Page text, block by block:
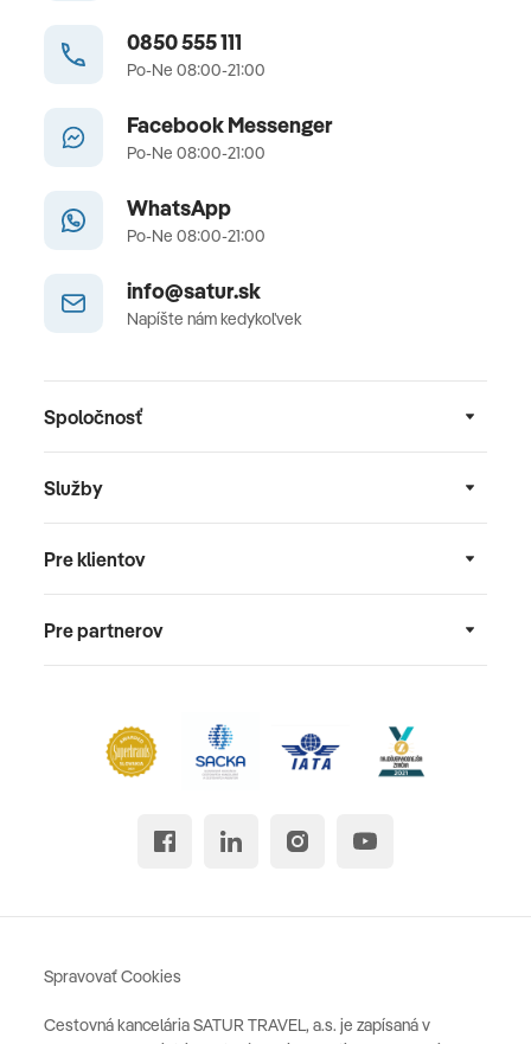
0850 555 111
Po-Ne 08:00-21:00
Facebook Messenger
Po-Ne 08:00-21:00
WhatsApp
Po-Ne 08:00-21:00
info@satur.sk
Napíšte nám kedykoľvek
Spoločnosť
Služby
Pre klientov
Pre partnerov
Cestovná kancelária SATUR TRAVEL, a.s. je zapísaná v
Spravovať Cookies